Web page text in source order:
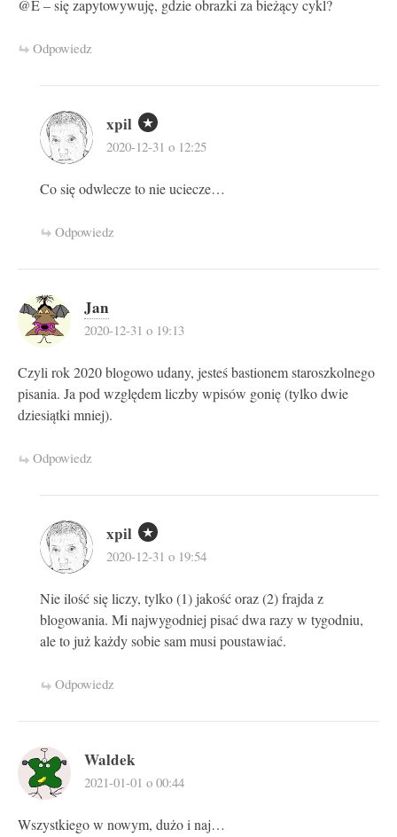
@E – się zapytowywuję, gdzie obrazki za bieżący cykl?
Odpowiedz
xpil
2020-12-31 o 12:25
Co się odwlecze to nie uciecze…
Odpowiedz
Jan
2020-12-31 o 19:13
Czyli rok 2020 blogowo udany, jesteś bastionem staroszkolnego
pisania. Ja pod względem liczby wpisów gonię (tylko dwie
dziesiątki mniej).
Odpowiedz
xpil
2020-12-31 o 19:54
Nie ilość się liczy, tylko (1) jakość oraz (2) frajda z
blogowania. Mi najwygodniej pisać dwa razy w tygodniu,
ale to już każdy sobie sam musi poustawiać.
Odpowiedz
Waldek
2021-01-01 o 00:44
Wszystkiego w nowym, dużo i naj…